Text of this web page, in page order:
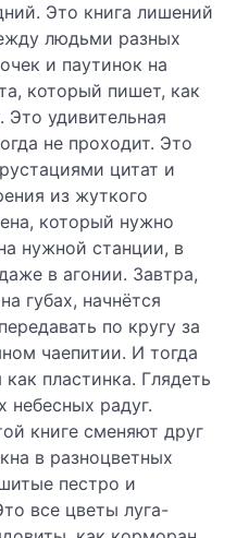
Это книга лишений
людьми разных
и паутинок на
который пишет, как
Это удивительная
не проходит. Это
цитат и
из жуткого
который нужно
нужной станции, в
в агонии. Завтра,
губах, начнётся
по кругу за
чаепитии. И тогда
пластинка. Глядеть
небесных радуг.
книге сменяют друг
в разноцветных
пестро и
все цветы луга-